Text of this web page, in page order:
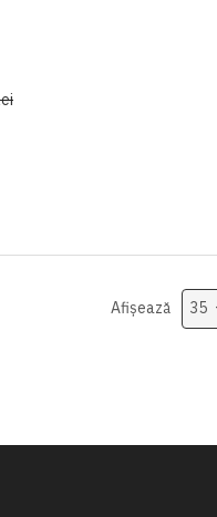
Afișează